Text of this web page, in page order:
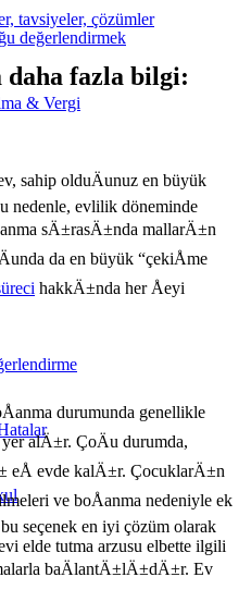
değerlendirmek
& Vergi
tavsiyeler, çözümler
daha fazla bilgi:
sahip olduÄunuz en büyük
nedenle, evlilik döneminde
sÄ±rasÄ±nda mallarÄ±n
da en büyük “çekiÅme
hakkÄ±nda her Åeyi
durumunda genellikle
alÄ±r. ÇoÄu durumda,
evde kalÄ±r. ÇocuklarÄ±n
ve boÅanma nedeniyle ek
seçenek en iyi çözüm olarak
elde tutma arzusu elbette ilgili
baÄlantÄ±lÄ±dÄ±r. Ev